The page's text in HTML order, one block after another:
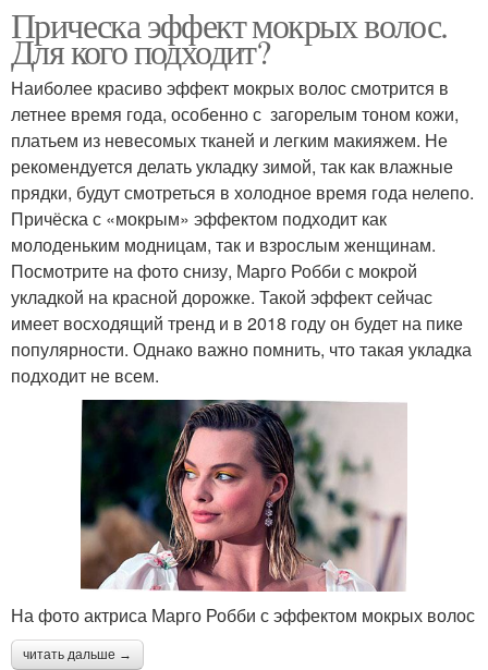
Прическа эффект мокрых волос.
Для кого подходит?
Наиболее красиво эффект мокрых волос смотрится в
летнее время года, особенно с загорелым тоном кожи,
платьем из невесомых тканей и легким макияжем. Не
рекомендуется делать укладку зимой, так как влажные
прядки, будут смотреться в холодное время года нелепо.
Причёска с «мокрым» эффектом подходит как
молоденьким модницам, так и взрослым женщинам.
Посмотрите на фото снизу, Марго Робби с мокрой
укладкой на красной дорожке. Такой эффект сейчас
имеет восходящий тренд и в 2018 году он будет на пике
популярности. Однако важно помнить, что такая укладка
подходит не всем.
На фото актриса Марго Робби с эффектом мокрых волос
читать дальше →